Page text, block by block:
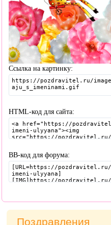
Ссылка на картинку:
HTML-код для сайта:
BB-код для форума:
Поздравления